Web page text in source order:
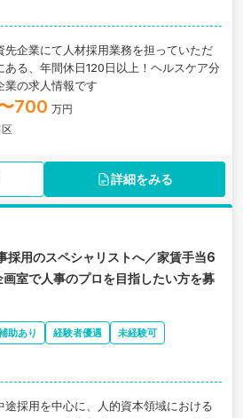
企業にて人材採用業務を担っていただ
ある、年間休日120日以上！ヘルスケア分
業の求人情報です
700 万円
詳細をみる
採用のスペシャリストへ／家賃手当6
室で人事のプロを目指したい方を募
助あり 経験者優遇
未経験可
途採用を中心に、人的資本領域における